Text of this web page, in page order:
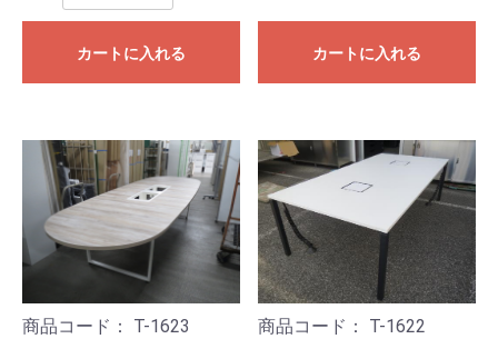
カートに入れる カートに入れる
商品コード： T-1623
商品コード： T-1622